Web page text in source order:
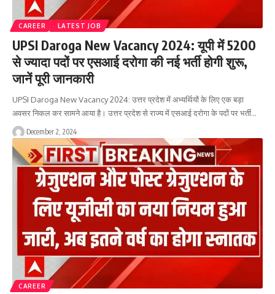
CAREER LATEST JOB
UPSI Daroga New Vacancy 2024: यूपी में 5200
से ज्यादा पदों पर एसआई दरोगा की नई भर्ती होगी शुरू,
जानें पूरी जानकारी
UPSI Daroga New Vacancy 2024: उत्तर प्रदेश में अभ्यर्थियों के लिए एक बड़ा
अवसर निकल कर सामने आया है। उत्तर प्रदेश से राज्य में एसआई दरोगा के पदों पर भर्ती…
December 2, 2024
CAREER